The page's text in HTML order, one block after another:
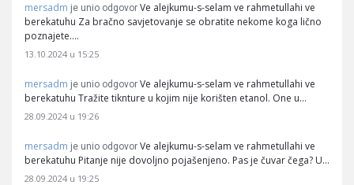
mersadm je unio odgovor Ve alejkumu-s-selam ve rahmetullahi ve
berekatuhu Za bračno savjetovanje se obratite nekome koga lično
poznajete.…
13.10.2024 u 15:25
mersadm je unio odgovor Ve alejkumu-s-selam ve rahmetullahi ve
berekatuhu Tražite tiknture u kojim nije korišten etanol. One u…
28.09.2024 u 19:26
mersadm je unio odgovor Ve alejkumu-s-selam ve rahmetullahi ve
berekatuhu Pitanje nije dovoljno pojašenjeno. Pas je čuvar čega? U…
28.09.2024 u 19:25